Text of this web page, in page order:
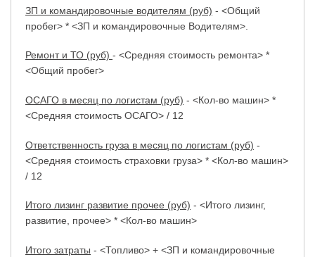
ЗП и командировочные водителям (руб) - <Общий
пробег> * <ЗП и командировочные Водителям>.
Ремонт и ТО (руб) - <Средняя стоимость ремонта> *
<Общий пробег>
ОСАГО в месяц по логистам (руб) - <Кол-во машин> *
<Средняя стоимость ОСАГО> / 12
Ответственность груза в месяц по логистам (руб) -
<Средняя стоимость страховки груза> * <Кол-во машин>
/ 12
Итого лизинг развитие прочее (руб) - <Итого лизинг,
развитие, прочее> * <Кол-во машин>
Итого затраты - <Топливо> + <ЗП и командировочные